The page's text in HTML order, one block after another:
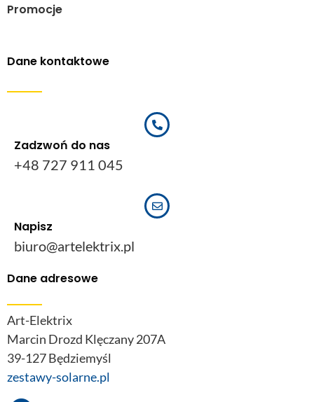
Promocje
Dane kontaktowe
Zadzwoń do nas
+48 727 911 045
Napisz
biuro@artelektrix.pl
Dane adresowe
Art-Elektrix
Marcin Drozd Klęczany 207A
39-127 Będziemyśl
zestawy-solarne.pl